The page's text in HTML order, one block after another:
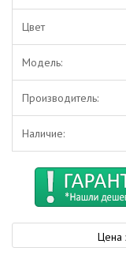
Цвет
Модель:
Производитель:
Наличие:
Цена